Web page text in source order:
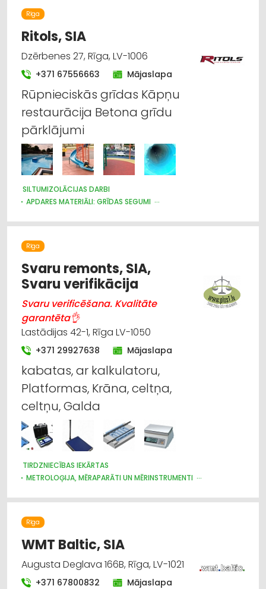
VĀRTI, ŽOGI
Rīga
Ritols, SIA
Dzērbenes 27, Rīga, LV-1006
+371 67556663 Mājaslapa
Rūpnieciskās grīdas Kāpņu
restaurācija Betona grīdu
pārklājumi
SILTUMIZOLĀCIJAS DARBI
APDARES MATERIĀLI: GRĪDAS SEGUMI
TIRDZNIECĪBA
KRĀSAS, LAKAS, BŪVĶĪMIJA: VAIRUMTIRDZNIECĪBA
TREPES, KĀPNES
APDARES MATERIĀLI: TIRDZNIECĪBA
APDARES MATERIĀLI: VAIRUMTIRDZNIECĪBA
BŪVMATERIĀLU, BŪVKONSTRUKCIJU RAŽOŠANA
BŪVMATERIĀLU, BŪVKONSTRUKCIJU TIRDZNIECĪBA
BŪVMATERIĀLU, BŪVKONSTRUKCIJU VAIRUMTIRDZNIECĪBA
CELTNIECĪBAS UN REMONTA DARBI
SILTUMAPGĀDE UN SILTUMTĪKLI
RESTAURĀCIJA
Rīga
Svaru remonts, SIA,
Svaru verifikācija
Svaru verificēšana. Kvalitāte
garantēta👌
Lastādijas 42-1, Rīga LV-1050
+371 29927638 Mājaslapa
kabatas, ar kalkulatoru,
Platformas, Krāna, celtņa,
celtņu, Galda
TIRDZNIECĪBAS IEKĀRTAS
METROLOĢIJA, MĒRAPARĀTI UN MĒRINSTRUMENTI
INTERNETVEIKALI, E-KOMERCIJA
IEKRAUŠANAS UN IZKRAUŠANAS TEHNIKA
LABORATORIJAS IEKĀRTAS UN PIEDERUMI
LAUKSAIMNIECĪBAS PAKALPOJUMI
LAUKSAIMNIECĪBAS TEHNIKAS UN TRAKTORTEHNIKAS
TIRDZNIECĪBA
LAUKSAIMNIECĪBAS TEHNIKAS UN TRAKTORTEHNIKAS REZERVES
DAĻAS
Rīga
WMT Baltic, SIA
Augusta Deglava 166B, Rīga, LV-1021
+371 67800832 Mājaslapa